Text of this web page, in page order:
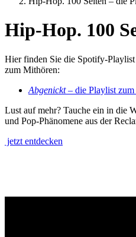
Hip-Hop. 100
Hier finden Sie die Spotify-
zum Mithören:
Abgenickt– die Playlist
Lust auf mehr? Tauche ein in die
und Pop-Phänomene aus der
jetzt entdecken